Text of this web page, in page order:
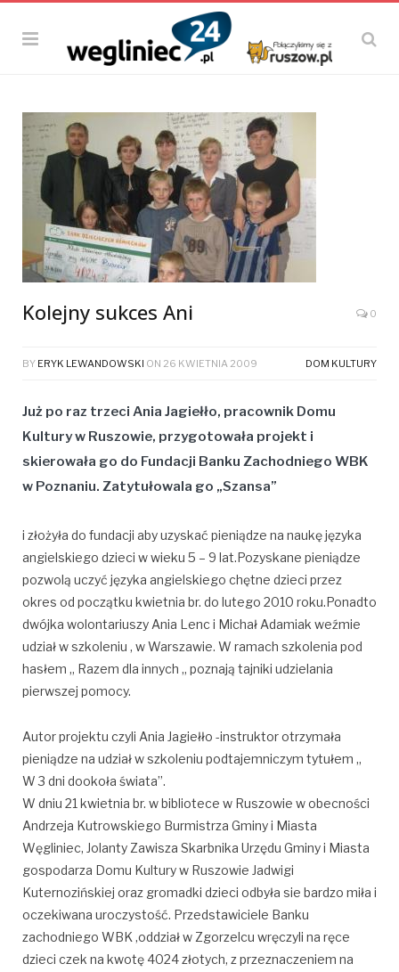
Kolejny sukces Ani 0
BY ERYK LEWANDOWSKI ON 26 KWIETNIA 2009 DOM KULTURY
Już po raz trzeci Ania Jagiełło, pracownik Domu
Kultury w Ruszowie, przygotowała projekt i
skierowała go do Fundacji Banku Zachodniego WBK
w Poznaniu. Zatytułowala go „Szansa”
i złożyła do fundacji aby uzyskać pieniądze na naukę języka
angielskiego dzieci w wieku 5 – 9 lat.Pozyskane pieniądze
pozwolą uczyć języka angielskiego chętne dzieci przez
okres od początku kwietnia br. do lutego 2010 roku.Ponadto
dwójka wolontariuszy Ania Lenc i Michał Adamiak weźmie
udział w szkoleniu , w Warszawie. W ramach szkolenia pod
hasłem „ Razem dla innych „ poznają tajniki udzielania
pierwszej pomocy.
Autor projektu czyli Ania Jagiełło -instruktor otrzymała
pieniądze na udział w szkoleniu podtajemniczym tytułem „
W 3 dni dookoła świata”.
W dniu 21 kwietnia br. w bibliotece w Ruszowie w obecności
Andrzeja Kutrowskiego Burmistrza Gminy i Miasta
Węgliniec, Jolanty Zawisza Skarbnika Urzędu Gminy i Miasta
gospodarza Domu Kultury w Ruszowie Jadwigi
Kuternozińskiej oraz gromadki dzieci odbyła sie bardzo miła i
oczekiwana uroczystość. Przedstawiciele Banku
zachodniego WBK ,oddział w Zgorzelcu wręczyli na ręce
dzieci czek na kwotę 4024 złotych, z przeznaczeniem na